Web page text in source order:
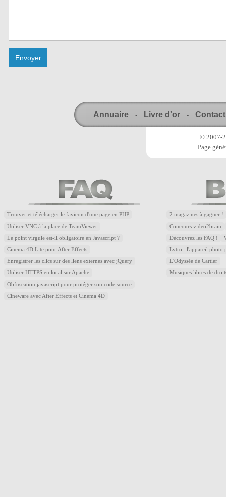
Annuaire - Livre d'or - Contact
© 2007-
Page
Trouver et télécharger le favicon d'une page en PHP
Utiliser VNC à la place de TeamViewer
Le point virgule est-il obligatoire en Javascript ?
Cinema 4D Lite pour After Effects
Enregistrer les clics sur des liens externes avec jQuery
Utiliser HTTPS en local sur Apache
Obfuscation javascript pour protéger son code source
Cineware avec After Effects et Cinema 4D
2 magazines à gagner !
Concours video2brain
Découvrez les FAQ !
Lytro : l'appareil photo
L'Odyssée de Cartier
Musiques libres de